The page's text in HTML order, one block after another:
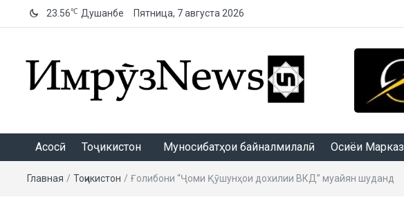
23.56℃ Душанбе Пятница, 7 августа 2026
Асосӣ Тоҷикистон Муносибатҳои байналмилалӣ Осиёи Марказӣ
Главная / Тоҷикистон / Ғолибони “Ҷоми Қӯшунҳои дохилии ВКД” муайян шуданд